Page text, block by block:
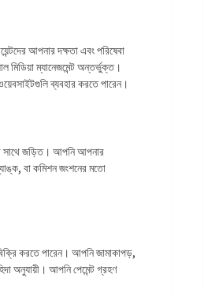
আপনার দক্ষতা এবং পরিষেবা
মিডিয়া ম্যানেজমেন্ট অন্তর্ভুক্ত।
ব্যবহার করতে পারেন।
সাথে জড়িত। আপনি আপনার
বা কমিশন জংশনের মতো
করতে পারেন। আপনি জামাকাপড়,
অনুযায়ী। আপনি পেমেন্ট গ্রহণ